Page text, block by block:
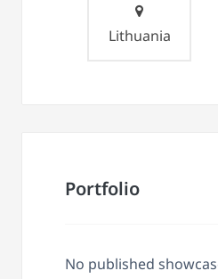
Lithuania
Portfolio
No published